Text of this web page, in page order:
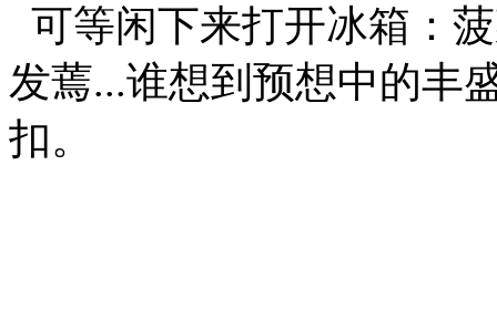
可等闲下来打开冰箱：
发蔫...谁想到预想中的丰
扣。